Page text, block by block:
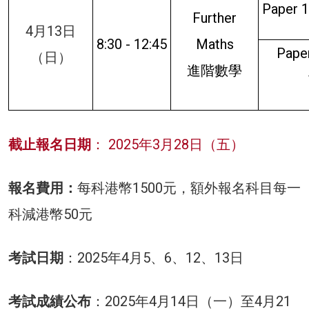
4月13日
（日）
8:30 - 12:45
Further
Maths
進階數學
Paper
截止報名日期 ： 2025年3月28日（五）
報名費用： 每科港幣1500元，額外報名科目每一
科減港幣50元
考試日期 ：2025年4月5、6、12、13日
考試成績公布 ：2025年4月14日（一）至4月21